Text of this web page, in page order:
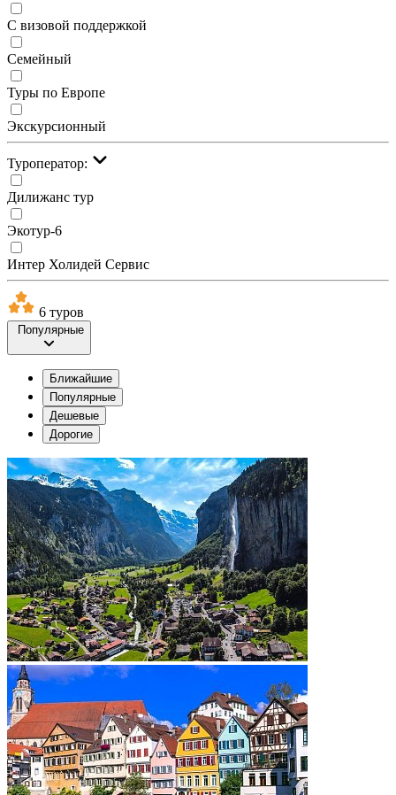
С визовой поддержкой
Семейный
Туры по Европе
Экскурсионный
Туроператор:
Дилижанс тур
Экотур-6
Интер Холидей Сервис
6 туров
Популярные
Ближайшие
Популярные
Дешевые
Дорогие